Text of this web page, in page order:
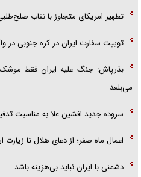
تطهیر امریکای متجاوز با نقاب
توییت سفارت ایران در کره جنوبی در
بذرپاش: ‏جنگ علیه ایران فقط موشک
می‌بلعد
سروده جدید افشین علا به مناسبت
اعمال ماه صفر؛ از دعای هلال تا زیارت
دشمنی با ایران نباید بی‌هزینه باشد